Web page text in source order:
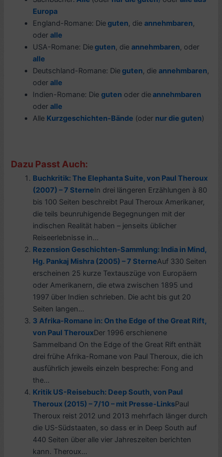
Europa
England-Romane: Dieguten, dieannehmbaren,
oderalle
USA-Romane: Dieguten, dieannehmbaren, oder
alle
Deutschland-Romane: Dieguten, dieannehmbaren,
oderalle
Indien-Romane: Dieguten oder dieannehmbaren
oderalle
Alle Kurzgeschichten-Bände (oder nur die guten)
Dazu Passt Auch:
Buchkritik: The Elephanta Suite, von Paul Theroux
(2007) – 7 SterneIn drei längeren Erzählungen à 80
bis 100 Seiten beschreibt Paul Theroux Amerikaner,
die teils beunruhigende Begegnungen mit der
indischen Realität haben – jenseits üblicher
Reiseerlebnisse in...
Rezension Geschichten-Sammlung: India in Mind,
Hg. Pankaj Mishra (2005) – 7 SterneAuf 330 Seiten
erscheinen 25 kurze Textauszüge von Europäern
oder Amerikanern, die etwa zwischen 1895 und
1997 über Indien schrieben. Die acht bis gut 20
Seiten langen...
3 Afrika-Romane in: On the Edge of the Great Rift,
von Paul TherouxDer 1996 erschienene
Sammelband On the Edge of the Great Rift enthält
drei frühe Afrika-Romane von Paul Theroux, die ich
ausführlich jeweils einzeln bespreche: Fong and
the...
Kritik US-Reisebuch: Deep South, von Paul
Theroux (2015) – 7/10 – mit Presse-LinksPaul
Theroux reist 2012 und 2013 mehrfach länger durch
die US-Südstaaten, so dass er in Deep South auf
440 Seiten über alle vier Jahreszeiten berichten
kann. Theroux...